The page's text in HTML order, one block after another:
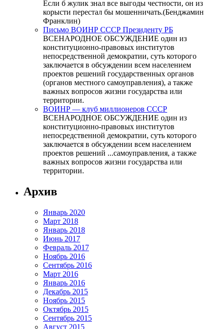
Если б жулик знал все выгоды честности, он из
корысти перестал бы мошенничать.(Бенджамин
Франклин)
Письмо ВОИНР СССР Президенту РБ
ВСЕНАРОДНОЕ ОБСУЖДЕНИЕ один из
конституционно-правовых институтов
непосредственной демократии, суть которого
заключается в обсуждении всем населением
проектов решений государственных органов
(органов местного самоуправления), а также
важных вопросов жизни государства или
территории.
ВОИНР — клуб миллионеров СССР
ВСЕНАРОДНОЕ ОБСУЖДЕНИЕ один из
конституционно-правовых институтов
непосредственной демократии, суть которого
заключается в обсуждении всем населением
проектов решений ...самоуправления, а также
важных вопросов жизни государства или
территории.
Архив
Январь 2020
Март 2018
Январь 2018
Июнь 2017
Февраль 2017
Ноябрь 2016
Сентябрь 2016
Март 2016
Январь 2016
Декабрь 2015
Ноябрь 2015
Октябрь 2015
Сентябрь 2015
Август 2015